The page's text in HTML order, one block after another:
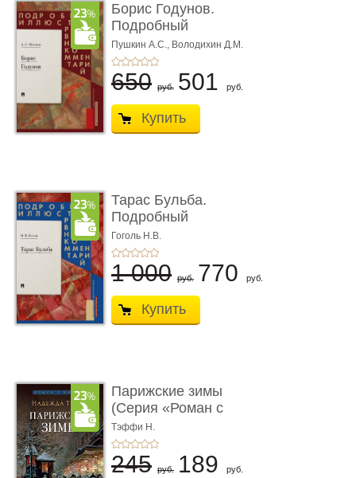
Борис Годунов.
Подробный
иллюстрированный
ком ...
Пушкин А.С., Володихин Д.М.
650 руб. 501 руб.
Купить
Тарас Бульба.
Подробный
иллюстрированный
комм ...
Гоголь Н.В.
1 000 руб. 770 руб.
Купить
Парижские зимы
(Серия «Роман с
книгой»)
Тэффи Н.
245 руб. 189 руб.